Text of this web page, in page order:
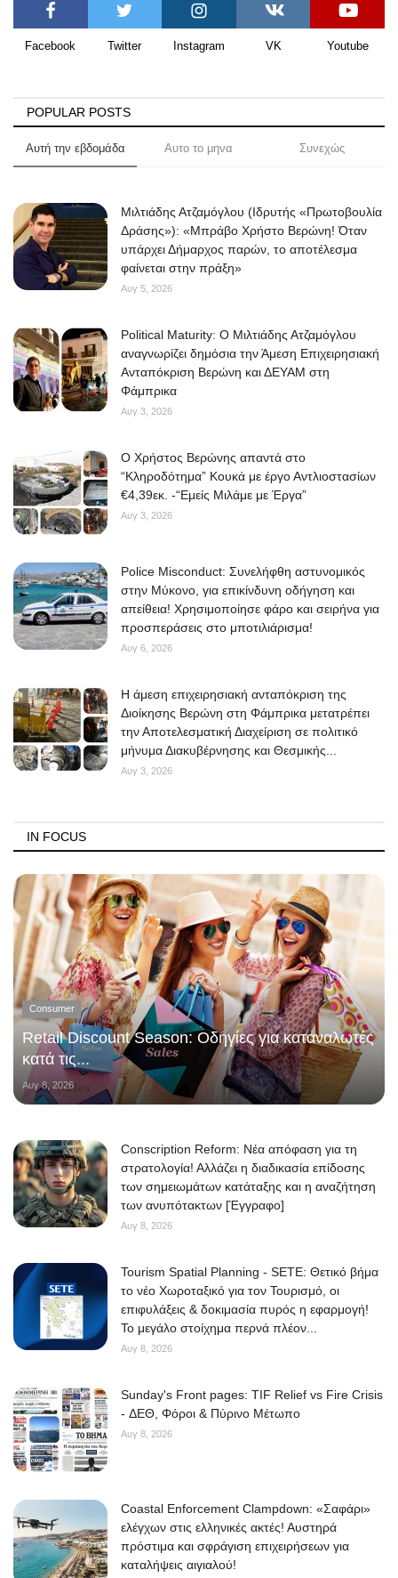
Facebook Twitter Instagram VK Youtube
POPULAR POSTS
Αυτή την εβδομάδα Αυτο το μηνα Συνεχώς
Μιλτιάδης Ατζαμόγλου (Ιδρυτής «Πρωτοβουλία
Δράσης»): «Μπράβο Χρήστο Βερώνη! Όταν
υπάρχει Δήμαρχος παρών, το αποτέλεσμα
φαίνεται στην πράξη»
Αυγ 5, 2026
Political Maturity: Ο Μιλτιάδης Ατζαμόγλου
αναγνωρίζει δημόσια την Άμεση Επιχειρησιακή
Ανταπόκριση Βερώνη και ΔΕΥΑΜ στη
Φάμπρικα
Αυγ 3, 2026
O Χρήστος Βερώνης απαντά στο
“Κληροδότημα” Κουκά με έργο Αντλιοστασίων
€4,39εκ. -“Εμείς Μιλάμε με Έργα”
Αυγ 3, 2026
Police Misconduct: Συνελήφθη αστυνομικός
στην Μύκονο, για επικίνδυνη οδήγηση και
απείθεια! Χρησιμοποίησε φάρο και σειρήνα για
προσπεράσεις στο μποτιλιάρισμα!
Αυγ 6, 2026
Η άμεση επιχειρησιακή ανταπόκριση της
Διοίκησης Βερώνη στη Φάμπρικα μετατρέπει
την Αποτελεσματική Διαχείριση σε πολιτικό
μήνυμα Διακυβέρνησης και Θεσμικής...
Αυγ 3, 2026
IN FOCUS
Consumer
Retail Discount Season: Οδηγίες για καταναλωτές
κατά τις...
Αυγ 8, 2026
Conscription Reform: Νέα απόφαση για τη
στρατολογία! Αλλάζει η διαδικασία επίδοσης
των σημειωμάτων κατάταξης και η αναζήτηση
των ανυπότακτων [Έγγραφο]
Αυγ 8, 2026
Tourism Spatial Planning - SETE: Θετικό βήμα
το νέο Χωροταξικό για τον Τουρισμό, οι
επιφυλάξεις & δοκιμασία πυρός η εφαρμογή!
Το μεγάλο στοίχημα περνά πλέον...
Αυγ 8, 2026
Sunday's Front pages: TIF Relief vs Fire Crisis
- ΔΕΘ, Φόροι & Πύρινο Μέτωπο
Αυγ 8, 2026
Coastal Enforcement Clampdown: «Σαφάρι»
ελέγχων στις ελληνικές ακτές! Αυστηρά
πρόστιμα και σφράγιση επιχειρήσεων για
καταλήψεις αιγιαλού!